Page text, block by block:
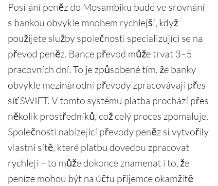
Posílání peněz do Mosambiku bude ve srovnání
s bankou obvykle mnohem rychlejší, když
použijete služby společnosti specializující se na
převod peněz. Bance převod může trvat 3–5
pracovních dní. To je způsobené tím, že banky
obvykle mezinárodní převody zpracovávají přes
síť SWIFT. V tomto systému platba prochází přes
několik prostředníků, což celý proces zpomaluje.
Společnosti nabízející převody peněz si vytvořily
vlastní sítě, které platbu dovedou zpracovat
rychleji – to může dokonce znamenat i to, že
peníze mohou být na účtu příjemce okamžitě